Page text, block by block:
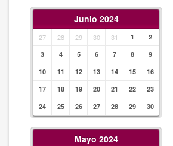
Junio 2024
27 28 29 30 31 1
2
3
4 5 6 7 8
9
10
11 12 13 14 15
16
17
18 19 20 21 22
23
24
25 26 27 28 29 30
Mayo 2024